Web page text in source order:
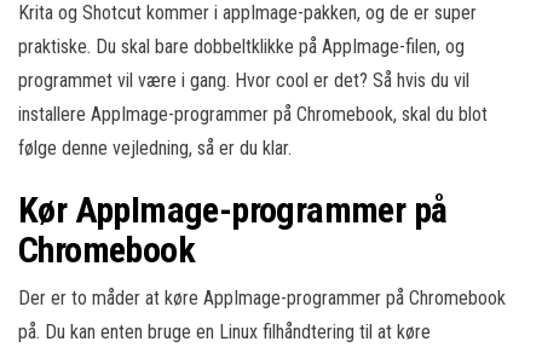
Krita og Shotcut kommer i appImage-pakken, og de er super
praktiske. Du skal bare dobbeltklikke på AppImage-filen, og
programmet vil være i gang. Hvor cool er det? Så hvis du vil
installere AppImage-programmer på Chromebook, skal du blot
følge denne vejledning, så er du klar.
Kør AppImage-programmer på
Chromebook
Der er to måder at køre AppImage-programmer på Chromebook
på. Du kan enten bruge en Linux filhåndtering til at køre